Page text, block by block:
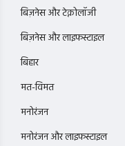
बिज़नेस और टेक्नोलॉजी
बिज़नेस और लाइफस्टाइल
बिहार
मत-विमत
मनोरंजन
मनोरंजन और लाइफस्टाइल